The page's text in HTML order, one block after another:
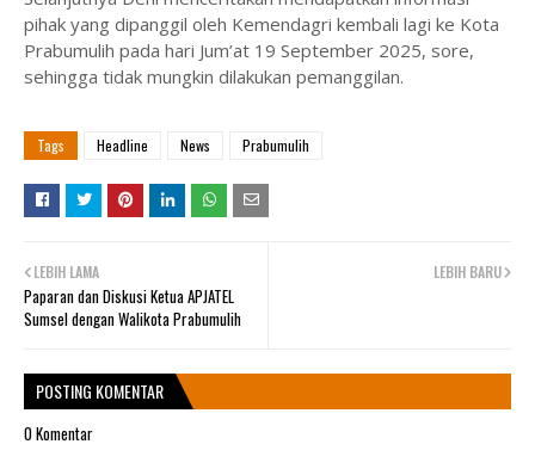
pihak yang dipanggil oleh Kemendagri kembali lagi ke Kota
Prabumulih pada hari Jum’at 19 September 2025, sore,
sehingga tidak mungkin dilakukan pemanggilan.
Tags Headline News Prabumulih
LEBIH BARU
LEBIH LAMA
Paparan dan Diskusi Ketua APJATEL
Sumsel dengan Walikota Prabumulih
POSTING KOMENTAR
0 Komentar